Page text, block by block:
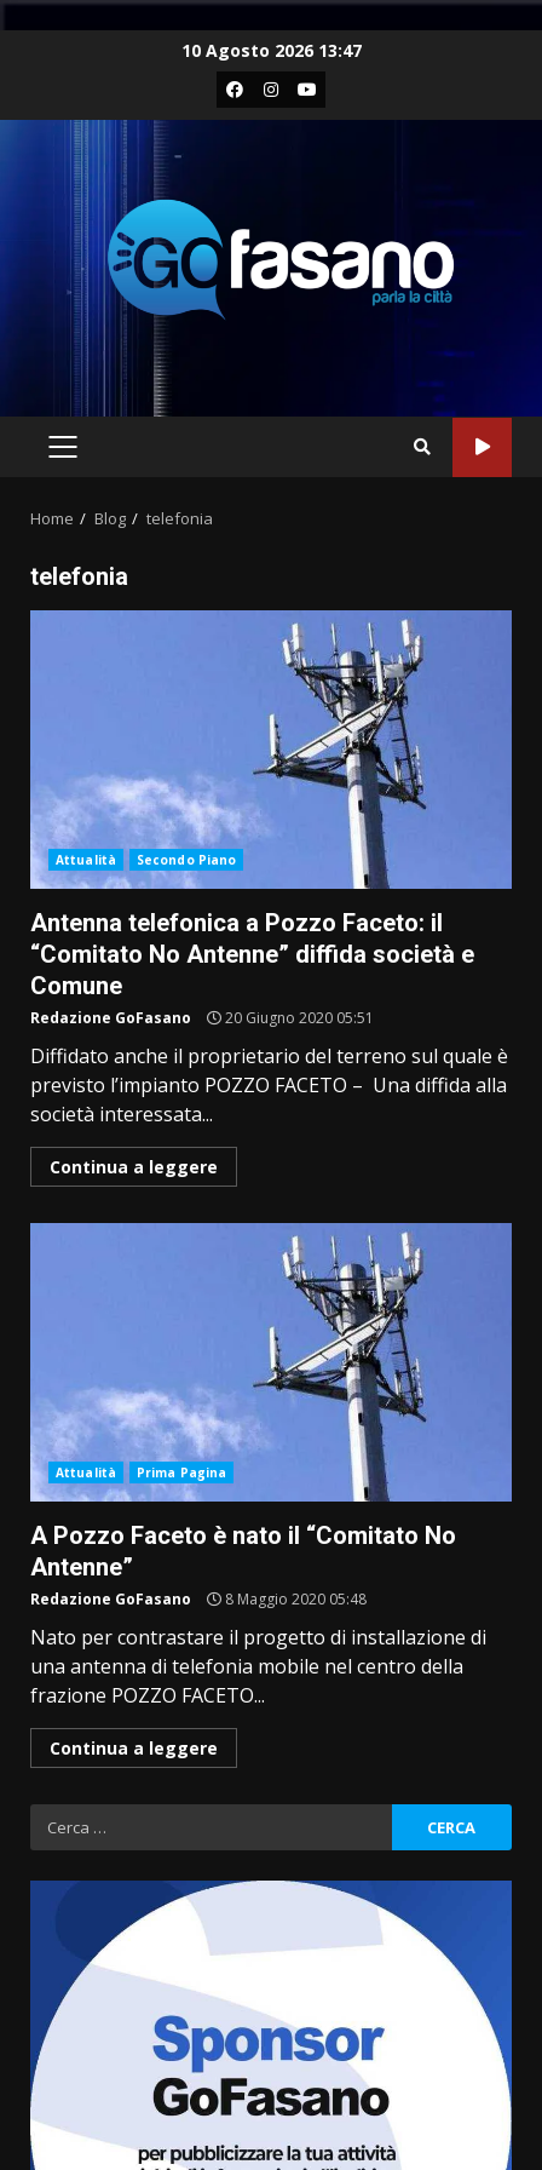
10 Agosto 2026 13:47
Facebook
Instagram
Youtube
PRIMARY
Home Blog telefonia
telefonia
Attualità Secondo Piano
Antenna telefonica a Pozzo Faceto: il
“Comitato No Antenne” diffida società e
Comune
Redazione GoFasano 20 Giugno 2020 05:51
Diffidato anche il proprietario del terreno sul quale è
previsto l’impianto POZZO FACETO – Una diffida alla
società interessata...
Continua a leggere
Attualità Prima Pagina
A Pozzo Faceto è nato il “Comitato No
Antenne”
Redazione GoFasano 8 Maggio 2020 05:48
Nato per contrastare il progetto di installazione di
una antenna di telefonia mobile nel centro della
frazione POZZO FACETO...
Continua a leggere
Ricerca
per:
Grande successo per la “Sagra
del Pesce Spada” a Savelletri
9 Agosto 2026 07:32